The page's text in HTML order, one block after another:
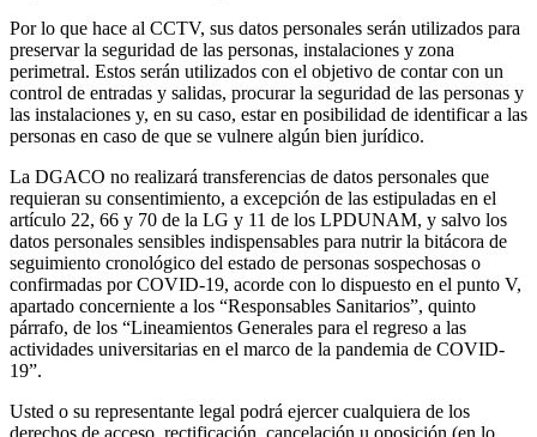
Por lo que hace al CCTV, sus datos personales serán utilizados para
preservar la seguridad de las personas, instalaciones y zona
perimetral. Estos serán utilizados con el objetivo de contar con un
control de entradas y salidas, procurar la seguridad de las personas y
las instalaciones y, en su caso, estar en posibilidad de identificar a las
personas en caso de que se vulnere algún bien jurídico.
La DGACO no realizará transferencias de datos personales que
requieran su consentimiento, a excepción de las estipuladas en el
artículo 22, 66 y 70 de la LG y 11 de los LPDUNAM, y salvo los
datos personales sensibles indispensables para nutrir la bitácora de
seguimiento cronológico del estado de personas sospechosas o
confirmadas por COVID-19, acorde con lo dispuesto en el punto V,
apartado concerniente a los “Responsables Sanitarios”, quinto
párrafo, de los “Lineamientos Generales para el regreso a las
actividades universitarias en el marco de la pandemia de COVID-
19”.
Usted o su representante legal podrá ejercer cualquiera de los